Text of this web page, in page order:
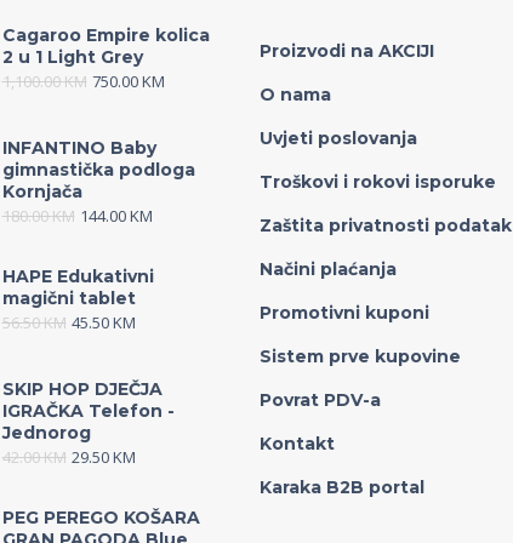
Cagaroo Empire kolica
2 u 1 Light Grey
1,100.00KM 750.00KM
INFANTINO Baby
gimnastička podloga
Kornjača
180.00KM 144.00KM
HAPE Edukativni
magični tablet
56.50KM 45.50KM
SKIP HOP DJEČJA
IGRAČKA Telefon -
Jednorog
42.00KM 29.50KM
PEG PEREGO KOŠARA
Proizvodi na AKCIJI
O nama
Uvjeti poslovanja
Troškovi i rokovi isporuke
Zaštita privatnosti
Načini plaćanja
Promotivni kuponi
Sistem prve kupovine
Povrat PDV-a
Kontakt
Karaka B2B portal